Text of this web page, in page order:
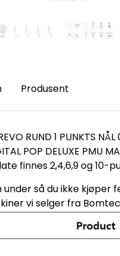
Produsent
RUND 1 PUNKTS
POP DELUXE PMU
finnes 2,4,6,9 og
så du ikke kjøper
vi selger fra